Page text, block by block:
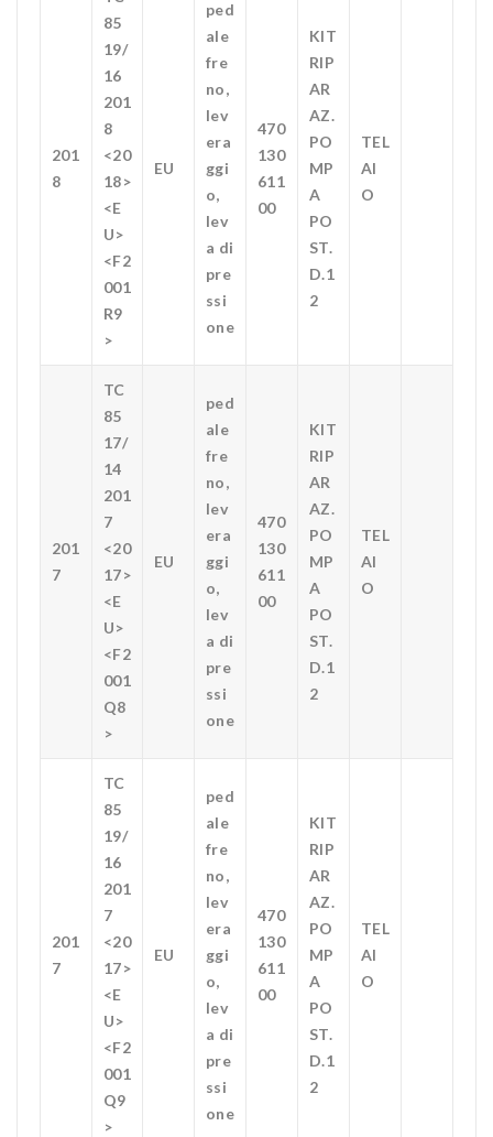
201
8
85
19/
16
201
8
<20
18>
<E
U>
<F2
001
R9
>
EU
ped
ale
fre
no,
lev
era
ggi
o,
lev
a di
pre
ssi
one
470
130
611
00
KIT
RIP
AR
AZ.
PO
MP
A
PO
ST.
D.1
2
TEL
AI
O
201
7
TC
85
17/
14
201
7
<20
17>
<E
U>
<F2
001
Q8
>
EU
ped
ale
fre
no,
lev
era
ggi
o,
lev
a di
pre
ssi
one
470
130
611
00
KIT
RIP
AR
AZ.
PO
MP
A
PO
ST.
D.1
2
TEL
AI
O
201
7
TC
85
19/
16
201
7
<20
17>
<E
U>
<F2
001
Q9
>
EU
ped
ale
fre
no,
lev
era
ggi
o,
lev
a di
pre
ssi
one
470
130
611
00
KIT
RIP
AR
AZ.
PO
MP
A
PO
ST.
D.1
2
TEL
AI
O